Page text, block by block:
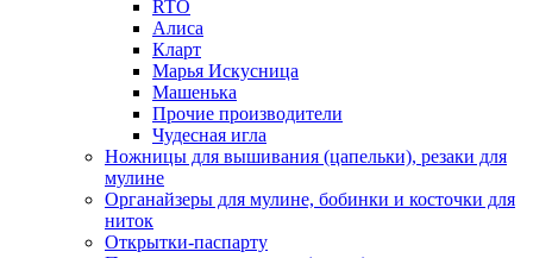
RTO
Алиса
Кларт
Марья Искусница
Машенька
Прочие производители
Чудесная игла
Ножницы для вышивания (цапельки), резаки для
мулине
Органайзеры для мулине, бобинки и косточки для
ниток
Открытки-паспарту